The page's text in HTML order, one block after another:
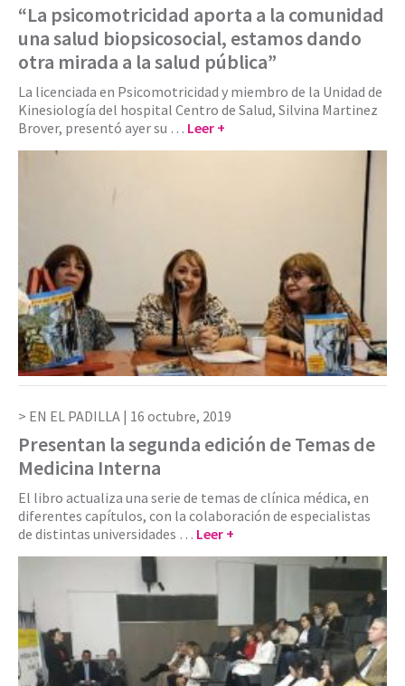
“La psicomotricidad aporta a la comunidad
una salud biopsicosocial, estamos dando
otra mirada a la salud pública”
La licenciada en Psicomotricidad y miembro de la Unidad de
Kinesiología del hospital Centro de Salud, Silvina Martinez
Brover, presentó ayer su … Leer +
EN EL PADILLA | 16 octubre, 2019
Presentan la segunda edición de Temas de
Medicina Interna
El libro actualiza una serie de temas de clínica médica, en
diferentes capítulos, con la colaboración de especialistas
de distintas universidades … Leer +